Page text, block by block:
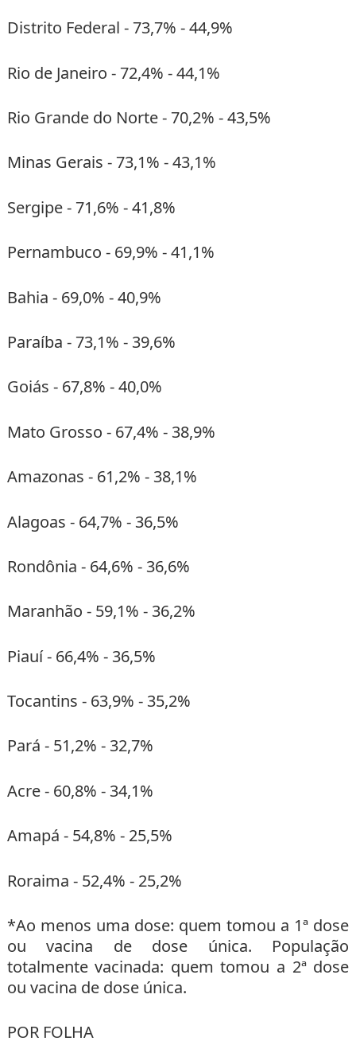
Distrito Federal - 73,7% - 44,9%
Rio de Janeiro - 72,4% - 44,1%
Rio Grande do Norte - 70,2% - 43,5%
Minas Gerais - 73,1% - 43,1%
Sergipe - 71,6% - 41,8%
Pernambuco - 69,9% - 41,1%
Bahia - 69,0% - 40,9%
Paraíba - 73,1% - 39,6%
Goiás - 67,8% - 40,0%
Mato Grosso - 67,4% - 38,9%
Amazonas - 61,2% - 38,1%
Alagoas - 64,7% - 36,5%
Rondônia - 64,6% - 36,6%
Maranhão - 59,1% - 36,2%
Piauí - 66,4% - 36,5%
Tocantins - 63,9% - 35,2%
Pará - 51,2% - 32,7%
Acre - 60,8% - 34,1%
Amapá - 54,8% - 25,5%
Roraima - 52,4% - 25,2%
*Ao menos uma dose: quem tomou a 1ª dose
ou vacina de dose única. População
totalmente vacinada: quem tomou a 2ª dose
ou vacina de dose única.
POR FOLHA